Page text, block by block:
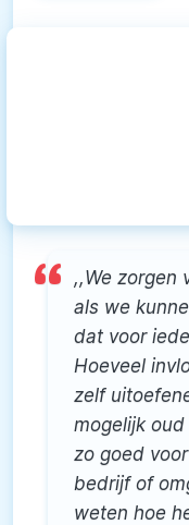
,,We zorgen
als we
dat voor
Hoeveel
zelf
mogelijk
zo goed
bedrijf of
weten hoe